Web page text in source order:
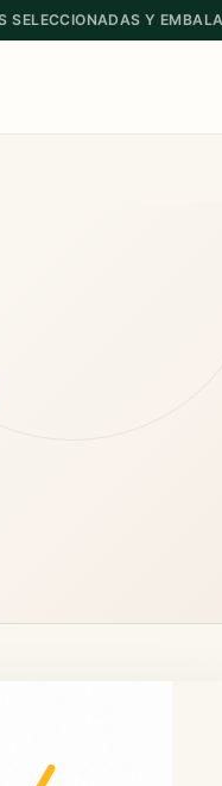
SELECCIONADAS Y